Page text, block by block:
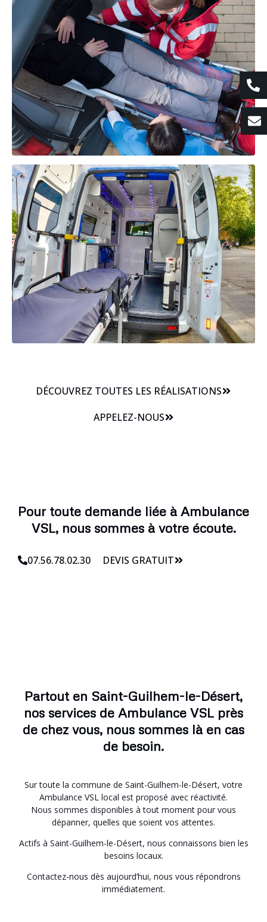
DÉCOUVREZ TOUTES LES RÉALISATIONS
APPELEZ-NOUS
Pour toute demande liée à Ambulance
VSL, nous sommes à votre écoute.
07.56.78.02.30 DEVIS GRATUIT
Partout en Saint-Guilhem-le-Désert,
nos services de Ambulance VSL près
de chez vous, nous sommes là en cas
de besoin.
Sur toute la commune de Saint-Guilhem-le-Désert, votre
Ambulance VSL local est proposé avec réactivité.
Nous sommes disponibles à tout moment pour vous
dépanner, quelles que soient vos attentes.
Actifs à Saint-Guilhem-le-Désert, nous connaissons bien les
besoins locaux.
Contactez-nous dès aujourd’hui, nous vous répondrons
immédiatement.